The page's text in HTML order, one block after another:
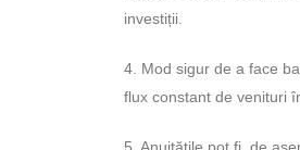
investiții.
4. Mod sigur de a face
flux constant de venituri
5. Anuitățile pot fi, de